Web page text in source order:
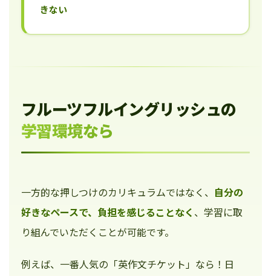
きない
フルーツフルイングリッシュの
学習環境なら
一方的な押しつけのカリキュラムではなく、 自分の
好きなペースで、負担を感じることなく 、学習に取
り組んでいただくことが可能です。
例えば、一番人気の「英作文チケット」なら！日